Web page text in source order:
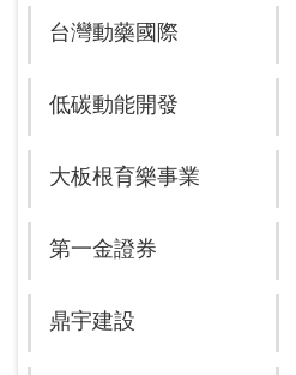
台灣動藥國際
低碳動能開發
大板根育樂事業
第一金證券
鼎宇建設